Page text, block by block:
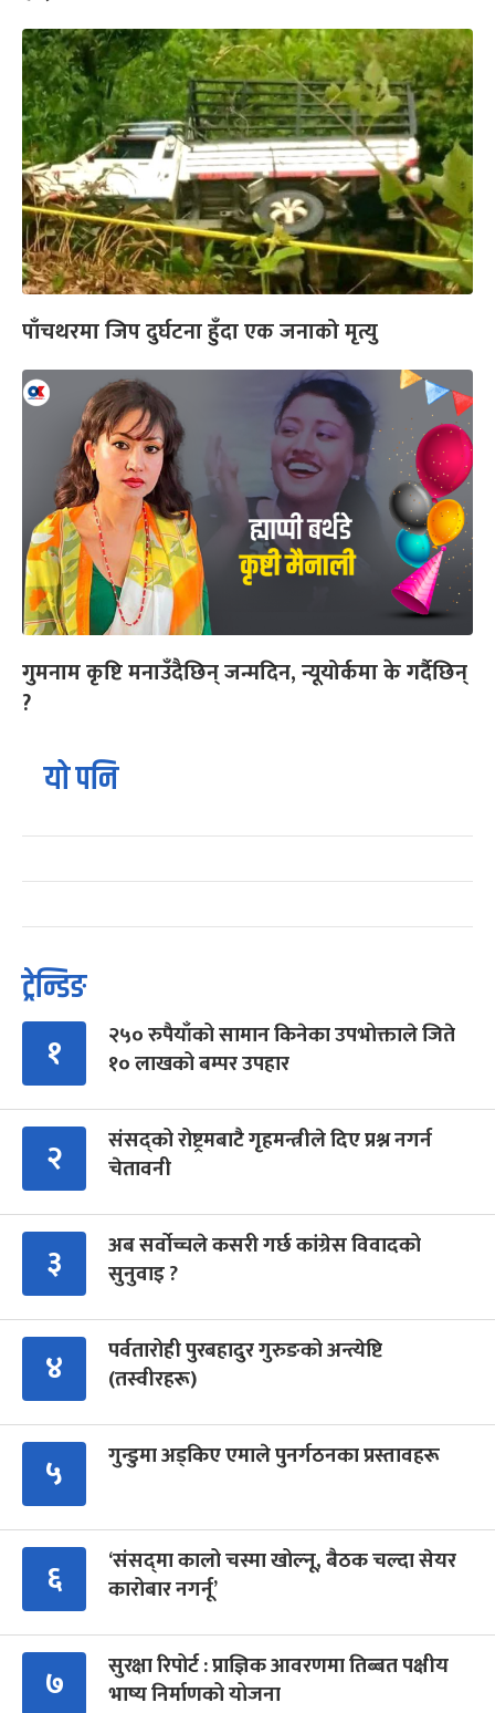
पाँचथरमा जिप दुर्घटना हुँदा एक जनाको मृत्यु
गुमनाम कृष्टि मनाउँदैछिन् जन्मदिन, न्यूयोर्कमा के गर्दैछिन्
?
यो पनि
ट्रेन्डिङ
१
२५० रुपैयाँको सामान किनेका उपभोक्ताले जिते
१० लाखको बम्पर उपहार
२
संसद्को रोष्ट्रमबाटै गृहमन्त्रीले दिए प्रश्न नगर्न
चेतावनी
३
अब सर्वोच्चले कसरी गर्छ कांग्रेस विवादको
सुनुवाइ ?
४
पर्वतारोही पुरबहादुर गुरुङको अन्त्येष्टि
(तस्वीरहरू)
५ गुन्डुमा अड्किए एमाले पुनर्गठनका प्रस्तावहरू
६
‘संसद्‍मा कालो चस्मा खोल्नू, बैठक चल्दा सेयर
कारोबार नगर्नू’
७
सुरक्षा रिपोर्ट : प्राज्ञिक आवरणमा तिब्बत पक्षीय
भाष्य निर्माणको योजना